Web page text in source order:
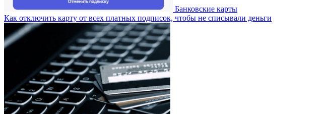
Банковские карты
Как отключить карту от всех платных подписок, чтобы не списывали деньги